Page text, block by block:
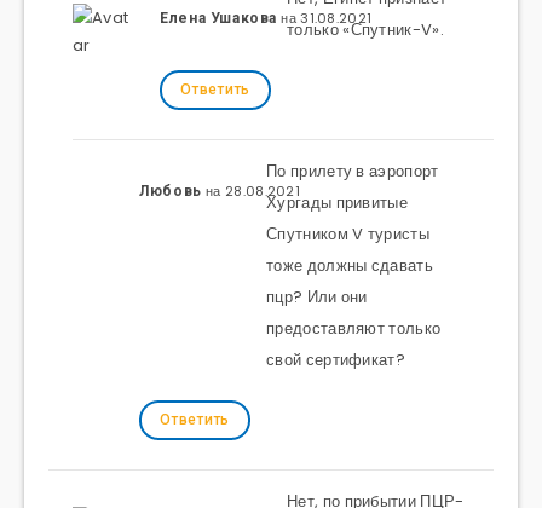
Елена Ушакова на 31.08.2021
только «Спутник-V».
Ответить
Любовь на 28.08.2021
По прилету в аэропорт
Хургады привитые
Спутником V туристы
тоже должны сдавать
пцр? Или они
предоставляют только
свой сертификат?
Ответить
Нет, по прибытии ПЦР-